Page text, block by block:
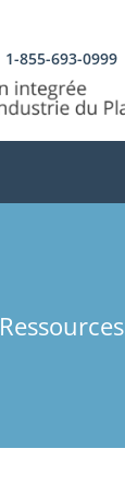
1-855-693-0999
Ressources